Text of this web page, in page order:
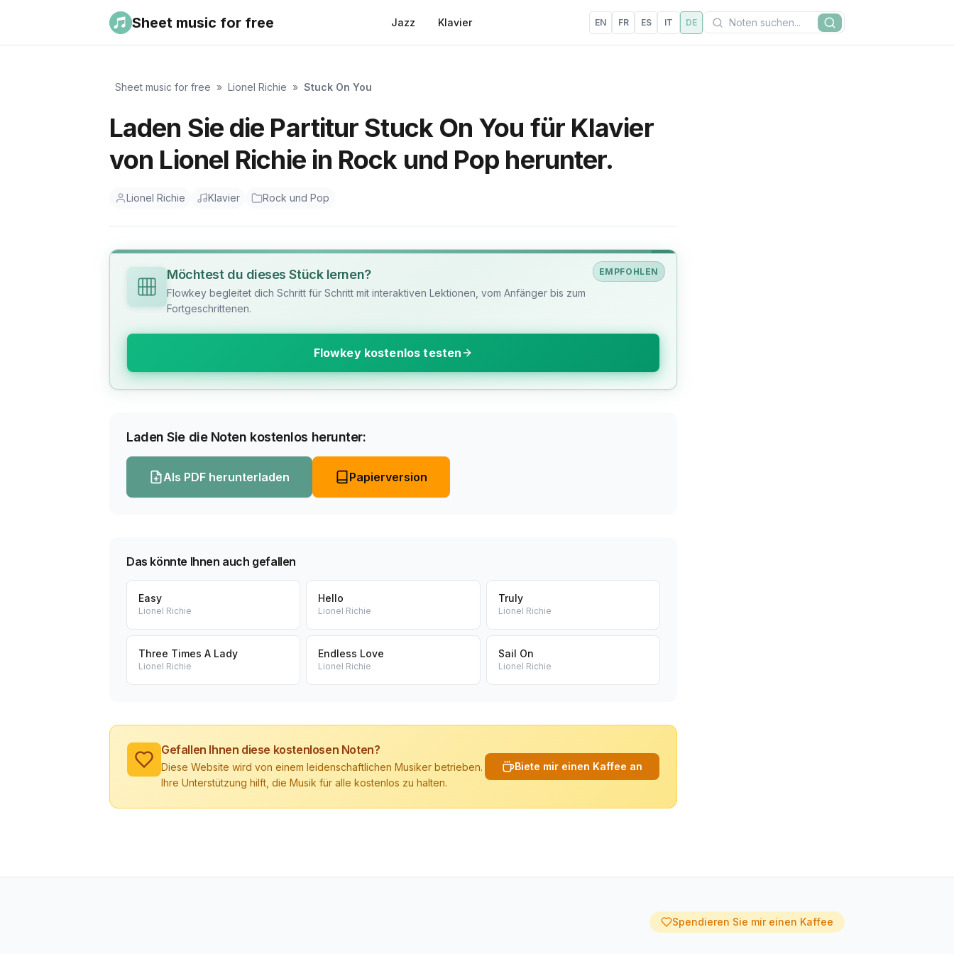
Sheet music for free Jazz Klavier EN FR ES IT DE Suchen
Suche
Sheet music for free » Lionel Richie » Stuck On You
Laden Sie die Partitur Stuck On You für Klavier
von Lionel Richie in Rock und Pop herunter.
Lionel Richie Klavier Rock und Pop
EMPFOHLEN
Möchtest du dieses Stück lernen?
Flowkey begleitet dich Schritt für Schritt mit interaktiven Lektionen, vom Anfänger bis zum
Fortgeschrittenen.
Flowkey kostenlos testen
Laden Sie die Noten kostenlos herunter:
Als PDF herunterladen Papierversion
Das könnte Ihnen auch gefallen
Easy
Lionel Richie
Hello
Lionel Richie
Truly
Lionel Richie
Three Times A Lady
Lionel Richie
Endless Love
Lionel Richie
Sail On
Lionel Richie
Gefallen Ihnen diese kostenlosen Noten?
Diese Website wird von einem leidenschaftlichen Musiker betrieben.
Ihre Unterstützung hilft, die Musik für alle kostenlos zu halten.
Biete mir einen Kaffee an
Spendieren Sie mir einen Kaffee